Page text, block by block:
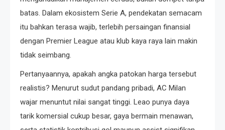
batas. Dalam ekosistem Serie A, pendekatan semacam
itu bahkan terasa wajib, terlebih persaingan finansial
dengan Premier League atau klub kaya raya lain makin
tidak seimbang.
Pertanyaannya, apakah angka patokan harga tersebut
realistis? Menurut sudut pandang pribadi, AC Milan
wajar menuntut nilai sangat tinggi. Leao punya daya
tarik komersial cukup besar, gaya bermain menawan,